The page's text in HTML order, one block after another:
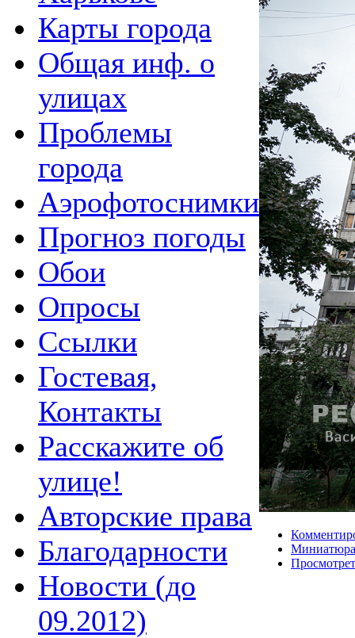
Карты города
Общая инф. о
улицах
Проблемы
города
Аэрофотоснимки
Прогноз погоды
Обои
Опросы
Ссылки
Гостевая,
Контакты
Расскажите об
улице!
Авторские права
Благодарности
Новости (до
09.2012)
Миниатюра